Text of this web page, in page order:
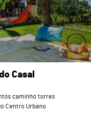
Casal
caminho torres
Centro Urbano